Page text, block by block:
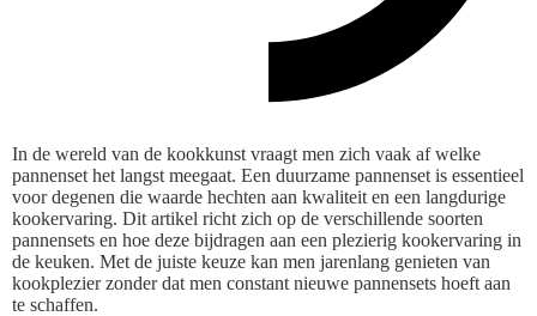
In de wereld van de kookkunst vraagt men zich vaak af welke
pannenset het langst meegaat. Een duurzame pannenset is essentieel
voor degenen die waarde hechten aan kwaliteit en een langdurige
kookervaring. Dit artikel richt zich op de verschillende soorten
pannensets en hoe deze bijdragen aan een plezierig kookervaring in
de keuken. Met de juiste keuze kan men jarenlang genieten van
kookplezier zonder dat men constant nieuwe pannensets hoeft aan
te schaffen.